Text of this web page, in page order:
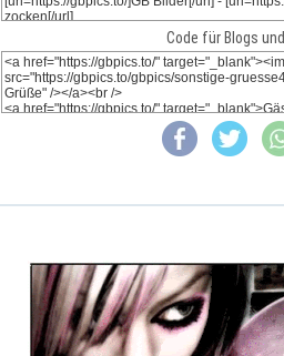
Code für Blogs und